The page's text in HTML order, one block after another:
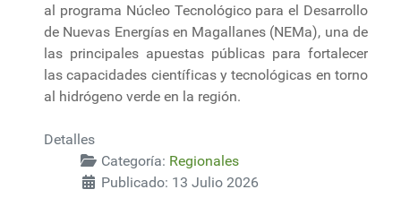
al programa Núcleo Tecnológico para el Desarrollo
de Nuevas Energías en Magallanes (NEMa), una de
las principales apuestas públicas para fortalecer
las capacidades científicas y tecnológicas en torno
al hidrógeno verde en la región.
Detalles
Categoría: Regionales
Publicado: 13 Julio 2026